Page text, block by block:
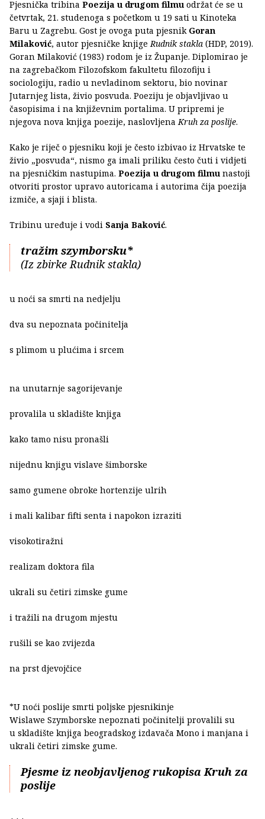
Pjesnička tribina Poezija u drugom filmu održat će se u
četvrtak, 21. studenoga s početkom u 19 sati u Kinoteka
Baru u Zagrebu. Gost je ovoga puta pjesnik Goran
Milaković, autor pjesničke knjigeRudnik stakla (HDP, 2019).
Goran Milaković (1983) rodom je iz Županje. Diplomirao je
na zagrebačkom Filozofskom fakultetu filozofiju i
sociologiju, radio u nevladinom sektoru, bio novinar
Jutarnjeg lista, živio posvuda. Poeziju je objavljivao u
časopisima i na književnim portalima. U pripremi je
njegova nova knjiga poezije, naslovljenaKruh za poslije.
Kako je riječ o pjesniku koji je često izbivao iz Hrvatske te
živio „posvuda“, nismo ga imali priliku često čuti i vidjeti
na pjesničkim nastupima. Poezija u drugom filmu nastoji
otvoriti prostor upravo autoricama i autorima čija poezija
izmiče, a sjaji i blista.
Tribinu uređuje i vodi Sanja Baković.
tražim szymborsku*
(Iz zbirke Rudnik stakla)
u noći sa smrti na nedjelju
dva su nepoznata počinitelja
s plimom u plućima i srcem
na unutarnje sagorijevanje
provalila u skladište knjiga
kako tamo nisu pronašli
nijednu knjigu vislave šimborske
samo gumene obroke hortenzije ulrih
i mali kalibar fifti senta i napokon izraziti
visokotiražni
realizam doktora fila
ukrali su četiri zimske gume
i tražili na drugom mjestu
rušili se kao zvijezda
na prst djevojčice
*U noći poslije smrti poljske pjesnikinje
Wislawe Szymborske nepoznati počinitelji provalili su
u skladište knjiga beogradskog izdavača Mono i manjana i
ukrali četiri zimske gume.
Pjesme iz neobjavljenog rukopisa Kruh za
poslije